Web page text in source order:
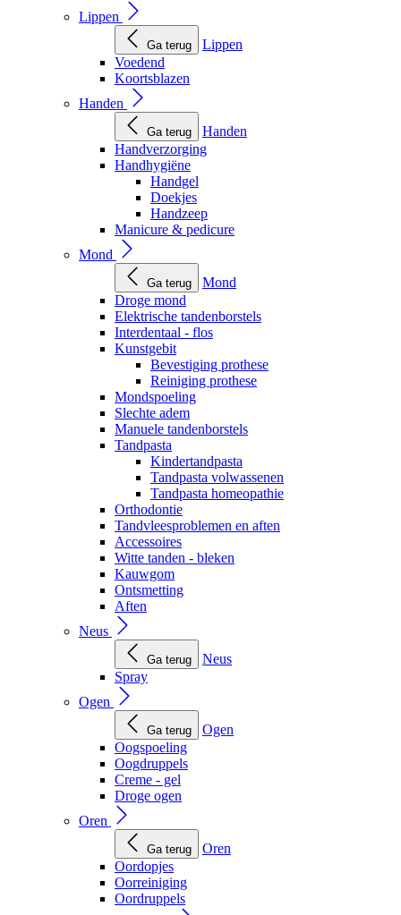
Lippen
Ga terug
Lippen
Voedend
Koortsblazen
Handen
Ga terug
Handen
Handverzorging
Handhygiëne
Handgel
Doekjes
Handzeep
Manicure & pedicure
Mond
Ga terug
Mond
Droge mond
Elektrische tandenborstels
Interdentaal - flos
Kunstgebit
Bevestiging prothese
Reiniging prothese
Mondspoeling
Slechte adem
Manuele tandenborstels
Tandpasta
Kindertandpasta
Tandpasta volwassenen
Tandpasta homeopathie
Orthodontie
Tandvleesproblemen en aften
Accessoires
Witte tanden - bleken
Kauwgom
Ontsmetting
Aften
Neus
Ga terug
Neus
Spray
Ogen
Ga terug
Ogen
Oogspoeling
Oogdruppels
Creme - gel
Droge ogen
Oren
Ga terug
Oren
Oordopjes
Oorreiniging
Oordruppels